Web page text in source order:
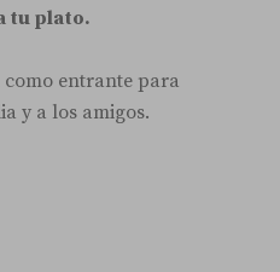
tu plato.
entrante para
y a los amigos.